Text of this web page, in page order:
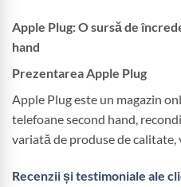
Apple Plug: O sursă de
hand
Prezentarea Apple Plug
Apple Plug este un magazin
telefoane second hand,
variată de produse de
Recenzii și testimoniale ale